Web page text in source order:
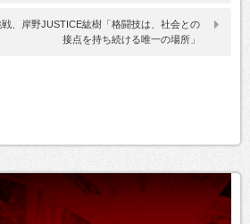
戦、岸野JUSTICE紘樹「格闘技は、社会との
接点を持ち続ける唯一の場所」